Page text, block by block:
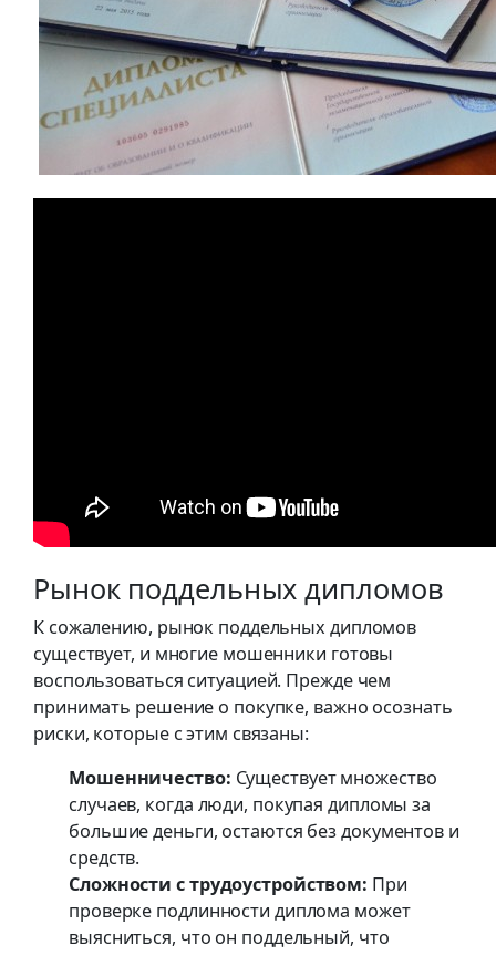
Рынок поддельных дипломов
К сожалению, рынок поддельных дипломов
существует, и многие мошенники готовы
воспользоваться ситуацией. Прежде чем
принимать решение о покупке, важно осознать
риски, которые с этим связаны:
Мошенничество: Существует множество
случаев, когда люди, покупая дипломы за
большие деньги, остаются без документов и
средств.
Сложности с трудоустройством: При
проверке подлинности диплома может
выясниться, что он поддельный, что